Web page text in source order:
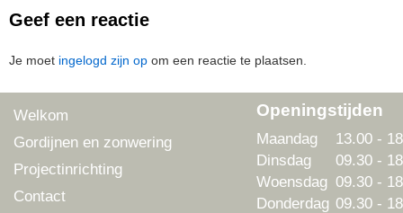
Geef een reactie
Je moet ingelogd zijn op om een reactie te plaatsen.
Welkom
Gordijnen en zonwering
Projectinrichting
Contact
Openingstijden
Maandag
Dinsdag
Woensdag
Donderdag
13.00 -
09.30 -
09.30 -
09.30 -